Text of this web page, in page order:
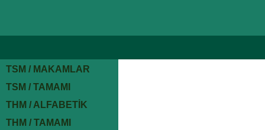
TSM / MAKAMLAR
TSM / TAMAMI
THM / ALFABETİK
THM / TAMAMI